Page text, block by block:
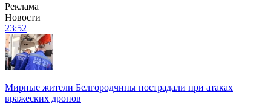
Реклама
Новости
23:52
Мирные жители Белгородчины пострадали при атаках
вражеских дронов